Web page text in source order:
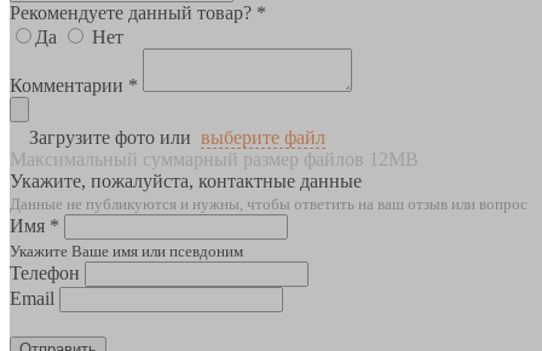
Рекомендуете данный товар? *
Да
Нет
Комментарии *
Загрузите фото или выберите файл
Максимальный суммарный размер файлов 12MB
Укажите, пожалуйста, контактные данные
Данные не публикуются и нужны, чтобы ответить на ваш отзыв или вопрос
Имя *
Укажите Ваше имя или псевдоним
Телефон
Email